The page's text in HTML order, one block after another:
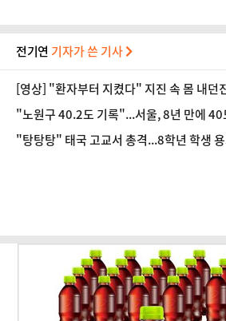
전기연 기자가 쓴 기사
[영상] "환자부터 지켰다" 지진 속 몸 내던
"노원구 40.2도 기록"...서울, 8년 만에 40
"탕탕탕" 태국 고교서 총격...8학년 학생